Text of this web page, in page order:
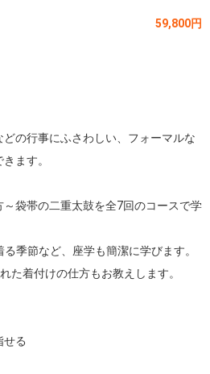
59,800円
の行事にふさわしい、フォーマルな
ます。
～袋帯の二重太鼓を全7回のコースで学
季節など、座学も簡潔に学びます。
た着付けの仕方もお教えします。
せる